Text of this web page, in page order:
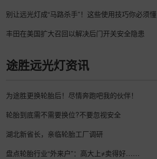
别让远光灯成“马路杀手”！这些使用技巧你必须懂
丰田在美国扩大召回以解决后门开关安全隐患‌
途胜远光灯资讯
为途胜更换轮胎后！尽情奔跑吧我的伙伴！
轮胎到底需不需要换位?不要忽视安全
湖北新省长，亲临轮胎工厂调研
盘点轮胎行业“外来户”：高大上≠卖得好……